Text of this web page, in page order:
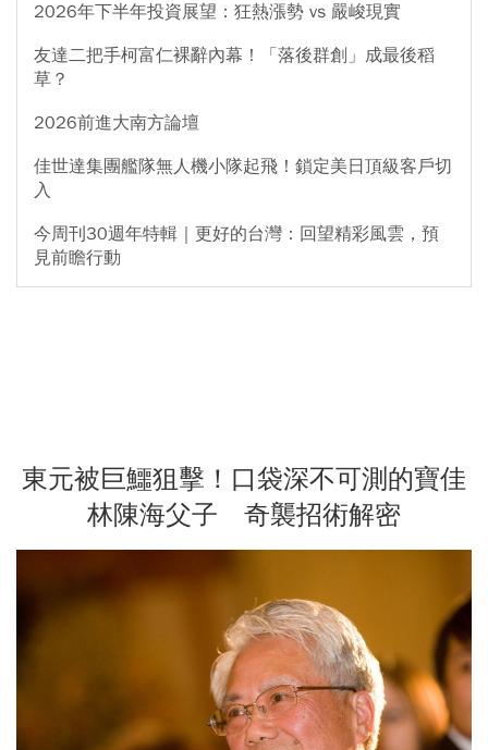
2026年下半年投資展望：狂熱漲勢 vs 嚴峻現實
友達二把手柯富仁裸辭內幕！「落後群創」成最後稻
草？
2026前進大南方論壇
佳世達集團艦隊無人機小隊起飛！鎖定美日頂級客戶切
入
今周刊30週年特輯｜更好的台灣：回望精彩風雲，預
見前瞻行動
東元被巨鱷狙擊！口袋深不可測的寶佳
林陳海父子 奇襲招術解密